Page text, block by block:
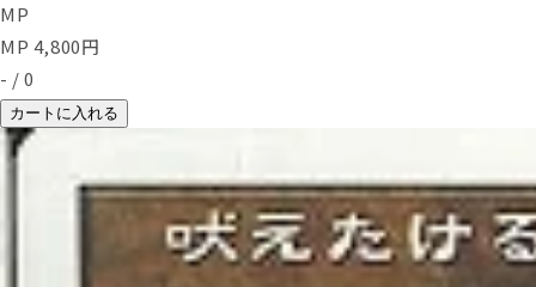
MP
MP 4,800円
- / 0
カートに入れる